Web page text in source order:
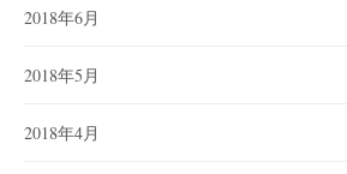
2018年6月
2018年5月
2018年4月